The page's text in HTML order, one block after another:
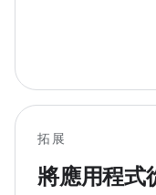
拓展
將應用程式